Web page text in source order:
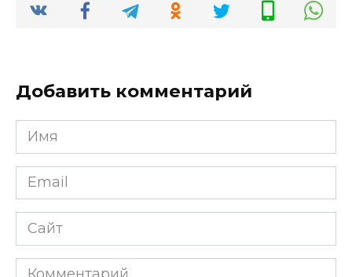
Добавить комментарий
Имя
*
Email
*
Сайт
Комментарий